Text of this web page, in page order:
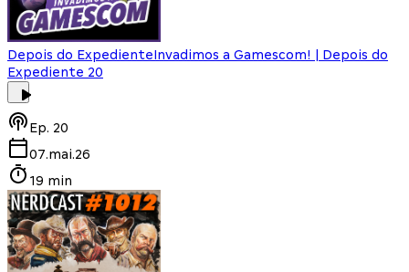
Depois do ExpedienteInvadimos a Gamescom! | Depois do
Expediente 20
Ep. 20
07.mai.26
19 min